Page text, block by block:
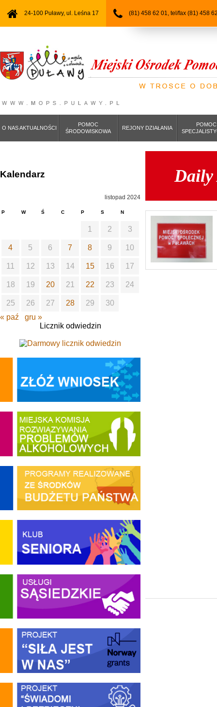
24-100 Puławy, ul. Leśna 17 (81) 458 62 01, tel/fax (81) 458
O NAS AKTUALNOŚCI
POMOC
ŚRODOWISKOWA
REJONY DZIAŁANIA
POMOC
Kalendarz
listopad 2024
P W Ś C P S N
1 2 3
4 5 6 7 8 9 10
11 12 13 14 15 16 17
18 19 20 21 22 23 24
25 26 27 28 29
30
« paź
gru »
Licznik odwiedzin